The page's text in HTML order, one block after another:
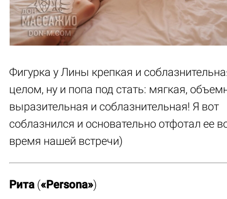
Фигурка у Лины крепкая и
целом, ну и попа под стать: мягкая,
выразительная и соблазнительная! Я вот
соблазнился и основательно отфотал ее
время нашей встречи)
Рита («Persona»)